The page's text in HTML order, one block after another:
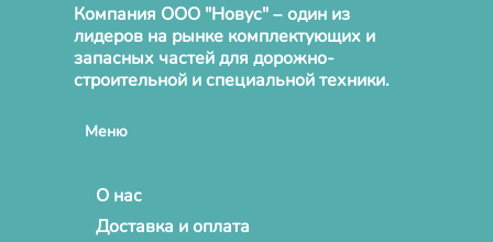
Компания ООО "Новус" – один из
лидеров на рынке комплектующих и
запасных частей для дорожно-
строительной и специальной техники.
Меню
О нас
Доставка и оплата